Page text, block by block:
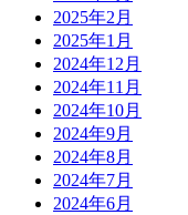
2025年2月
2025年1月
2024年12月
2024年11月
2024年10月
2024年9月
2024年8月
2024年7月
2024年6月